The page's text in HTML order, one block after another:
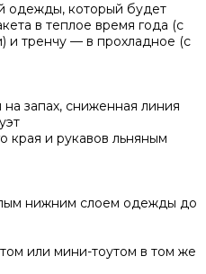
одежды, который будет
в теплое время года (с
и тренчу — в прохладное (с
на запах, сниженная линия
края и рукавов льняным
нижним слоем одежды до
или мини-тоутом в том же